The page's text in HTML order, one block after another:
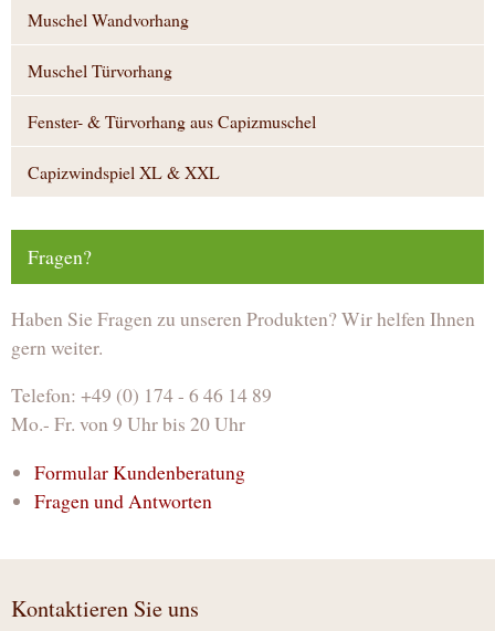
Muschel Wandvorhang
Muschel Türvorhang
Fenster- & Türvorhang aus Capizmuschel
Capizwindspiel XL & XXL
Fragen?
Haben Sie Fragen zu unseren Produkten? Wir helfen Ihnen
gern weiter.
Telefon: +49 (0) 174 - 6 46 14 89
Mo.- Fr. von 9 Uhr bis 20 Uhr
Formular Kundenberatung
Fragen und Antworten
Kontaktieren Sie uns